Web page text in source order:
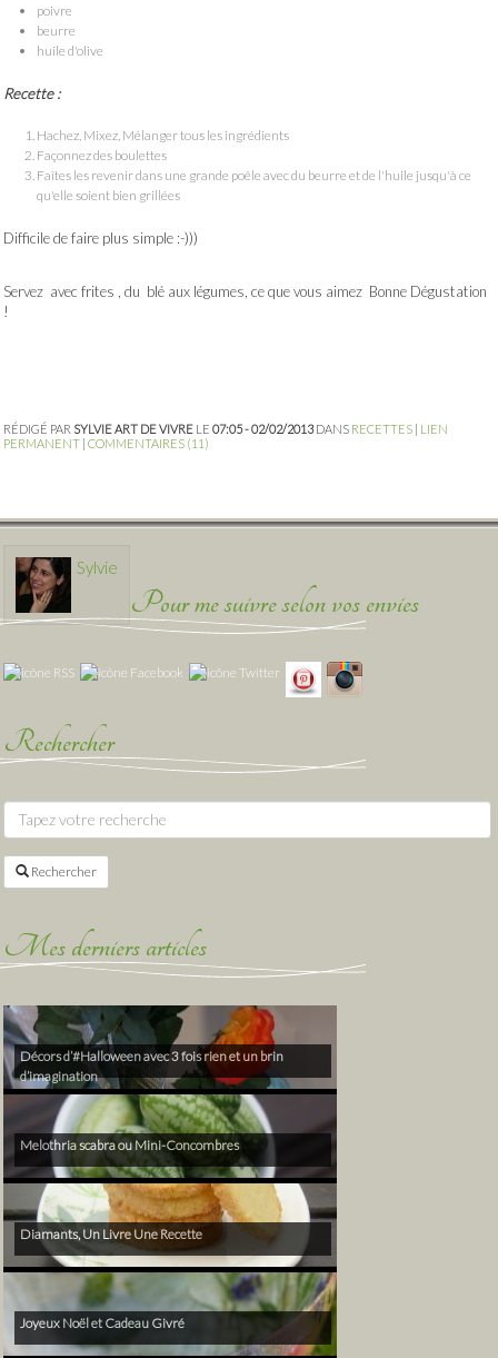
poivre
beurre
huile d'olive
Recette :
Hachez, Mixez, Mélanger tous les ingrédients
Façonnez des boulettes
Faîtes les revenir dans une grande poêle avec du beurre et de l'huile jusqu'à ce
qu'elle soient bien grillées
Difficile de faire plus simple :-)))
Servez avec frites , du blé aux légumes, ce que vous aimez Bonne Dégustation
!
RÉDIGÉ PAR SYLVIE ART DE VIVRE LE 07:05 - 02/02/2013DANS RECETTES | LIEN
PERMANENT | COMMENTAIRES (11)
Sylvie
Pour me suivre selon vos envies
Rechercher
Rechercher
Mes derniers articles
Décors d’#Halloween avec 3 fois rien et un brin
d’imagination
Melothria scabra ou Mini-Concombres
Diamants, Un Livre Une Recette
Joyeux Noël et Cadeau Givré